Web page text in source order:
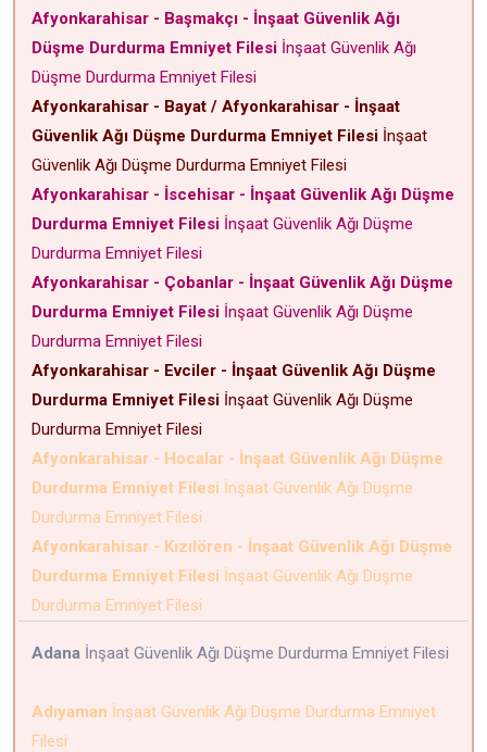
Afyonkarahisar - Başmakçı - İnşaat Güvenlik Ağı
Düşme Durdurma Emniyet Filesi İnşaat Güvenlik Ağı
Düşme Durdurma Emniyet Filesi
Afyonkarahisar - Bayat / Afyonkarahisar - İnşaat
Güvenlik Ağı Düşme Durdurma Emniyet Filesi İnşaat
Güvenlik Ağı Düşme Durdurma Emniyet Filesi
Afyonkarahisar - İscehisar - İnşaat Güvenlik Ağı Düşme
Durdurma Emniyet Filesi İnşaat Güvenlik Ağı Düşme
Durdurma Emniyet Filesi
Afyonkarahisar - Çobanlar - İnşaat Güvenlik Ağı Düşme
Durdurma Emniyet Filesi İnşaat Güvenlik Ağı Düşme
Durdurma Emniyet Filesi
Afyonkarahisar - Evciler - İnşaat Güvenlik Ağı Düşme
Durdurma Emniyet Filesi İnşaat Güvenlik Ağı Düşme
Durdurma Emniyet Filesi
Afyonkarahisar - Hocalar - İnşaat Güvenlik Ağı Düşme
Durdurma Emniyet Filesi İnşaat Güvenlik Ağı Düşme
Durdurma Emniyet Filesi
Afyonkarahisar - Kızılören - İnşaat Güvenlik Ağı Düşme
Durdurma Emniyet Filesi İnşaat Güvenlik Ağı Düşme
Durdurma Emniyet Filesi
Adana İnşaat Güvenlik Ağı Düşme Durdurma Emniyet Filesi
Adıyaman İnşaat Güvenlik Ağı Düşme Durdurma Emniyet
Filesi